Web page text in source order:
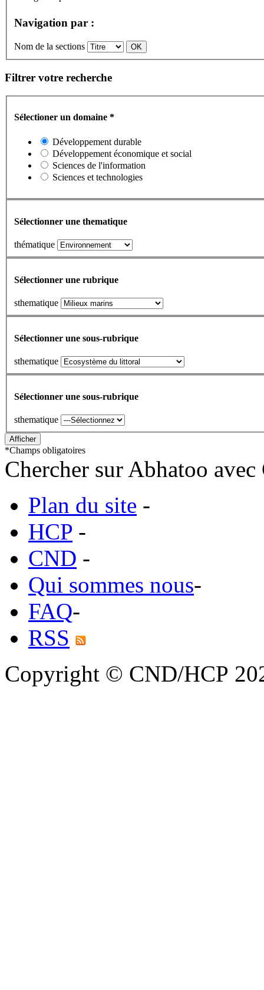
Navigation par :
Nom de la sections
Filtrer votre recherche
Sélectioner un domaine *
Développement durable
Développement économique et social
Sciences de l'information
Sciences et technologies
Sélectionner une thematique
thématique
Sélectionner une rubrique
sthematique
Sélectionner une sous-rubrique
sthematique
Sélectionner une sous-rubrique
sthematique
*Champs obligatoires
Chercher sur Abhatoo
Plan du site -
HCP -
CND -
Qui sommes nous-
FAQ-
RSS
Copyright © CND/HCP